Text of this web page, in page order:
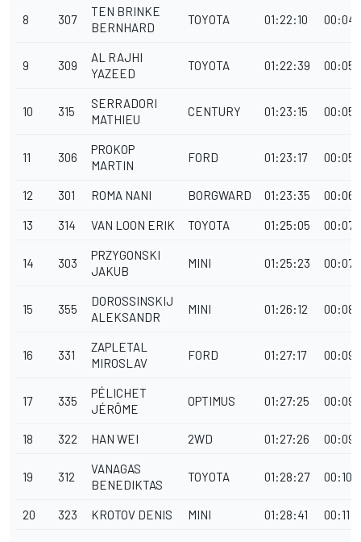
8 307
TEN BRINKE
BERNHARD
TOYOTA 01:22:10
9 309
AL RAJHI
YAZEED
TOYOTA 01:22:39
10 315
SERRADORI
MATHIEU
CENTURY 01:23:15
11 306
PROKOP
MARTIN
FORD 01:23:17
12 301 ROMA NANI BORGWARD 01:23:35
13 314 VAN LOON ERIK TOYOTA 01:25:05
14 303
PRZYGONSKI
JAKUB
MINI 01:25:23
15 355
DOROSSINSKIJ
ALEKSANDR
MINI 01:26:12
16 331
ZAPLETAL
MIROSLAV
FORD 01:27:17
17 335
PÉLICHET
JÉRÔME
OPTIMUS 01:27:25
18 322 HAN WEI 2WD 01:27:26
19 312
VANAGAS
BENEDIKTAS
TOYOTA 01:28:27
20 323 KROTOV DENIS MINI 01:28:41